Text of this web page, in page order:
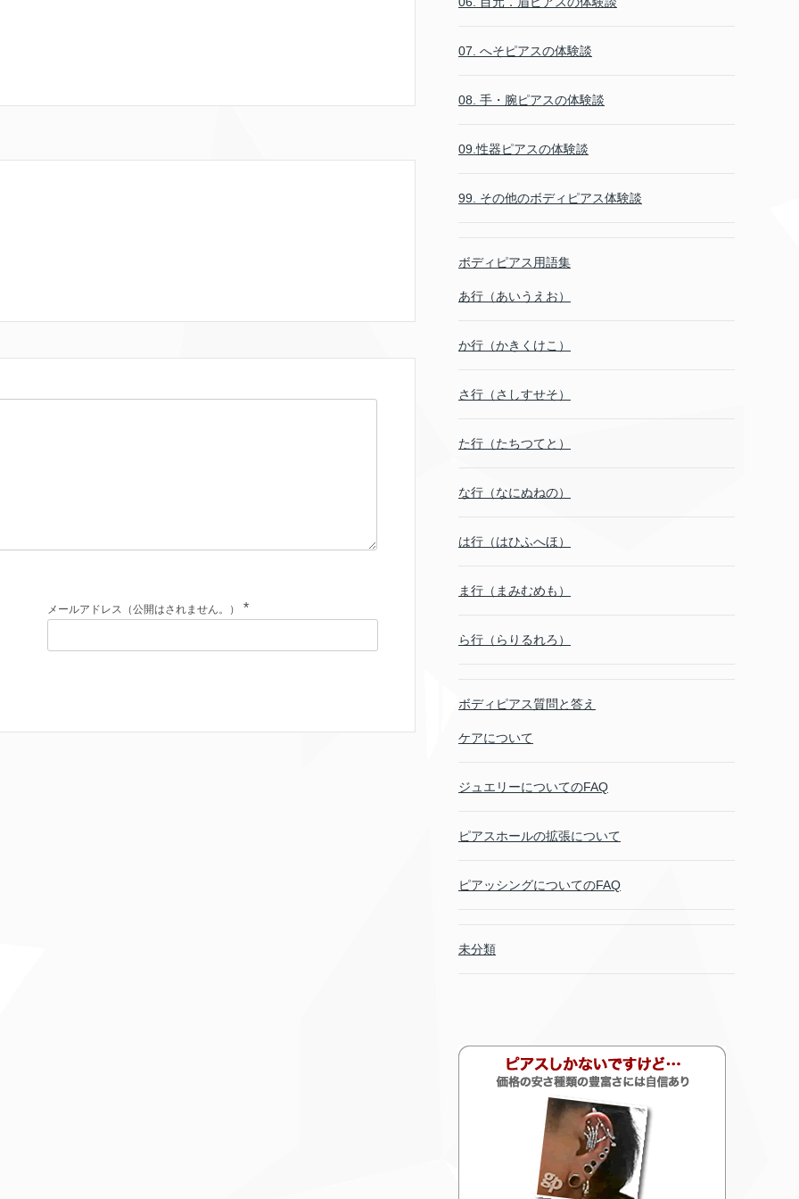
メールアドレス（公開はされません。） *
07. へそピアスの体験談
08. 手・腕ピアスの体験談
09.性器ピアスの体験談
99. その他のボディピアス体験談
ボディピアス用語集
あ行（あいうえお）
か行（かきくけこ）
さ行（さしすせそ）
た行（たちつてと）
な行（なにぬねの）
は行（はひふへほ）
ま行（まみむめも）
ら行（らりるれろ）
ボディピアス質問と答え
ケアについて
ジュエリーについてのFAQ
ピアスホールの拡張について
ピアッシングについてのFAQ
未分類